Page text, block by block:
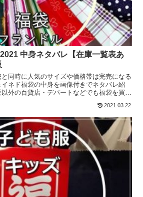
中身ネタバレ【在庫一覧表あ
と同時に人気のサイズや価格帯は完売になる
ネド福袋の中身を画像付きでネタバレ紹
外の百貨店・デパートなどでも福袋を買え
2021.03.22